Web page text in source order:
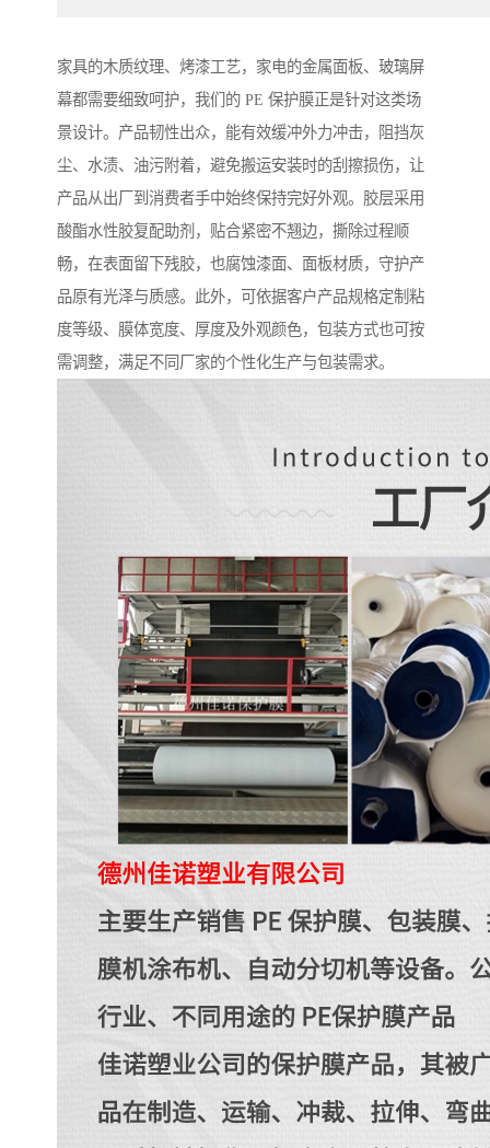
家具的木质纹理、烤漆工艺，家电的金属面板、玻璃屏
幕都需要细致呵护，我们的 PE 保护膜正是针对这类场
景设计。产品韧性出众，能有效缓冲外力冲击，阻挡灰
尘、水渍、油污附着，避免搬运安装时的刮擦损伤，让
产品从出厂到消费者手中始终保持完好外观。胶层采用
酸酯水性胶复配助剂，贴合紧密不翘边，撕除过程顺
畅，在表面留下残胶，也腐蚀漆面、面板材质，守护产
品原有光泽与质感。此外，可依据客户产品规格定制粘
度等级、膜体宽度、厚度及外观颜色，包装方式也可按
需调整，满足不同厂家的个性化生产与包装需求。